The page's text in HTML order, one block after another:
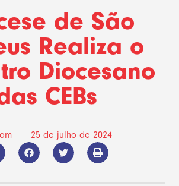
de São
Realiza o
Diocesano
CEBs
25 de julho de 2024